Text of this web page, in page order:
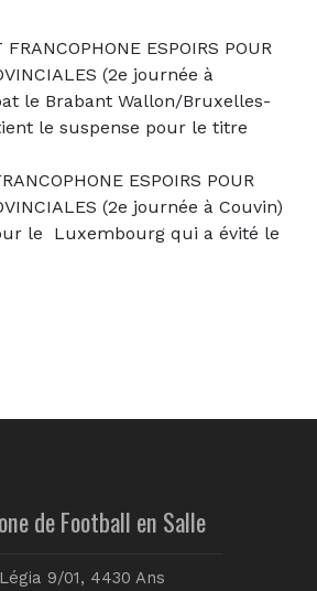
ESPOIRS POUR
(2e journée à
le Brabant Wallon/Bruxelles-
le suspense pour le titre
ESPOIRS POUR
(2e journée à Couvin)
le Luxembourg qui a évité le
de Football en Salle
9/01, 4430 Ans